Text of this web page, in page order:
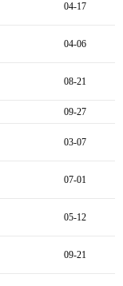
04-17
04-06
08-21
09-27
03-07
07-01
05-12
09-21